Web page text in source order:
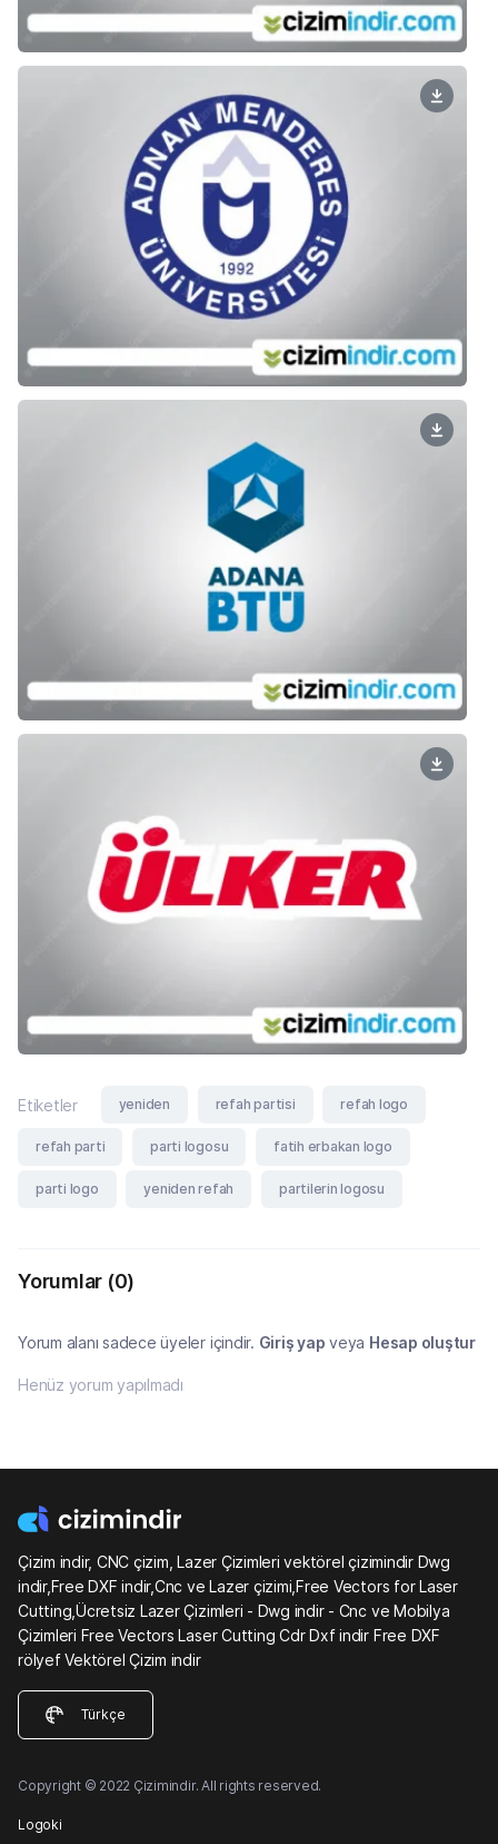
Etiketler yeniden refah partisi refah logo
refah parti parti logosu fatih erbakan logo
parti logo yeniden refah partilerin logosu
Yorumlar (0)
Yorum alanı sadece üyeler içindir. Giriş yap veya Hesap oluştur
Henüz yorum yapılmadı
Çizim indir, CNC çizim, Lazer Çizimleri vektörel çizimindir Dwg
indir,Free DXF indir,Cnc ve Lazer çizimi,Free Vectors for Laser
Cutting,Ücretsiz Lazer Çizimleri - Dwg indir - Cnc ve Mobilya
Çizimleri Free Vectors Laser Cutting Cdr Dxf indir Free DXF
rölyef Vektörel Çizim indir
Türkçe
Copyright © 2022 Çizimindir. All rights reserved.
Logoki